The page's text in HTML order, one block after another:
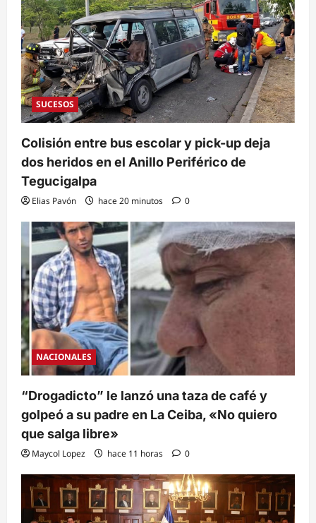
SUCESOS
Colisión entre bus escolar y pick-up deja
dos heridos en el Anillo Periférico de
Tegucigalpa
Elias Pavón hace 20 minutos 0
NACIONALES
“Drogadicto” le lanzó una taza de café y
golpeó a su padre en La Ceiba, «No quiero
que salga libre»
Maycol Lopez hace 11 horas 0